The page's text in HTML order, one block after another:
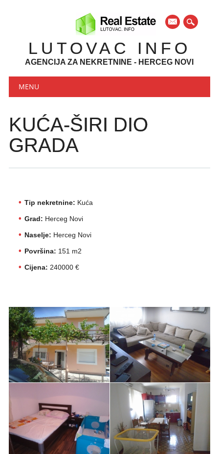
mail
LUTOVAC INFO
AGENCIJA ZA NEKRETNINE - HERCEG NOVI
Main menu
MENU
KUĆA-ŠIRI DIO
GRADA
Tip nekretnine: Kuća
Grad: Herceg Novi
Naselje: Herceg Novi
Površina: 151 m2
Cijena: 240000 €